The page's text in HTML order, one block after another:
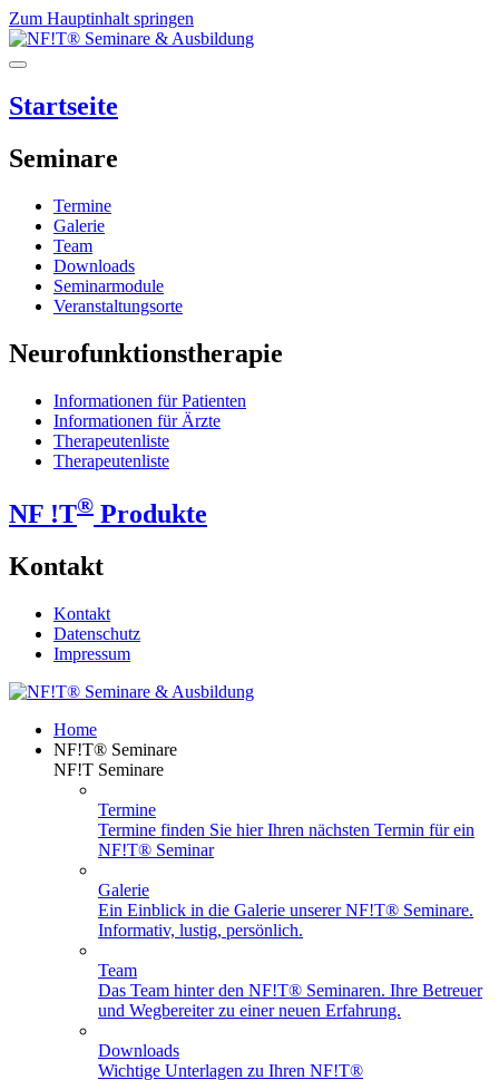
Zum Hauptinhalt springen
Startseite
Seminare
Termine
Galerie
Team
Downloads
Seminarmodule
Veranstaltungsorte
Neurofunktionstherapie
Informationen für Patienten
Informationen für Ärzte
Therapeutenliste
Therapeutenliste
NF !T® Produkte
Kontakt
Kontakt
Datenschutz
Impressum
Home
NF!T® Seminare
NF!T Seminare
Termine
Termine finden Sie hier Ihren nächsten Termin für ein
NF!T® Seminar
Galerie
Ein Einblick in die Galerie unserer NF!T® Seminare.
Informativ, lustig, persönlich.
Team
Das Team hinter den NF!T® Seminaren. Ihre Betreuer
und Wegbereiter zu einer neuen Erfahrung.
Downloads
Wichtige Unterlagen zu Ihren NF!T®